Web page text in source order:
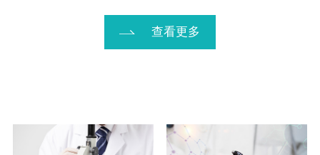
查看更多